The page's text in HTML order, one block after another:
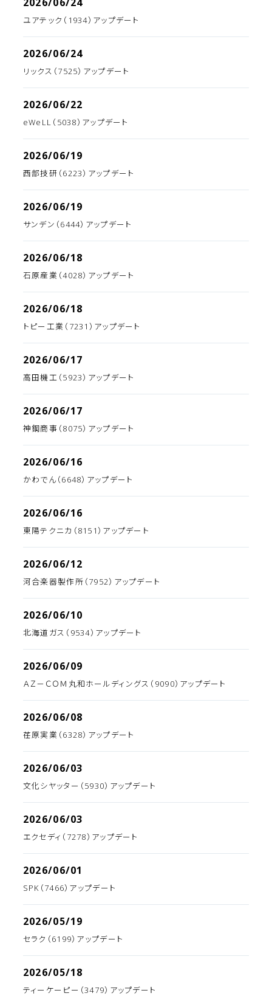
ユアテック（1934）アップデート
2026/06/24
リックス（7525）アップデート
2026/06/22
eWeLL（5038）アップデート
2026/06/19
西部技研（6223）アップデート
2026/06/19
サンデン（6444）アップデート
2026/06/18
石原産業（4028）アップデート
2026/06/18
トピー工業（7231）アップデート
2026/06/17
高田機工（5923）アップデート
2026/06/17
神鋼商事（8075）アップデート
2026/06/16
かわでん（6648）アップデート
2026/06/16
東陽テクニカ（8151）アップデート
2026/06/12
河合楽器製作所（7952）アップデート
2026/06/10
北海道ガス（9534）アップデート
2026/06/09
ＡＺ－ＣＯＭ丸和ホールディングス（9090）アップデート
2026/06/08
荏原実業（6328）アップデート
2026/06/03
文化シヤッター（5930）アップデート
2026/06/03
エクセディ（7278）アップデート
2026/06/01
SPK（7466）アップデート
2026/05/19
セラク（6199）アップデート
2026/05/18
ティーケーピー（3479）アップデート